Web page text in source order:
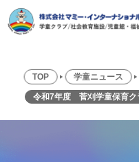
TOP 学童ニュース
令和7年度 菅刈学童保育ク